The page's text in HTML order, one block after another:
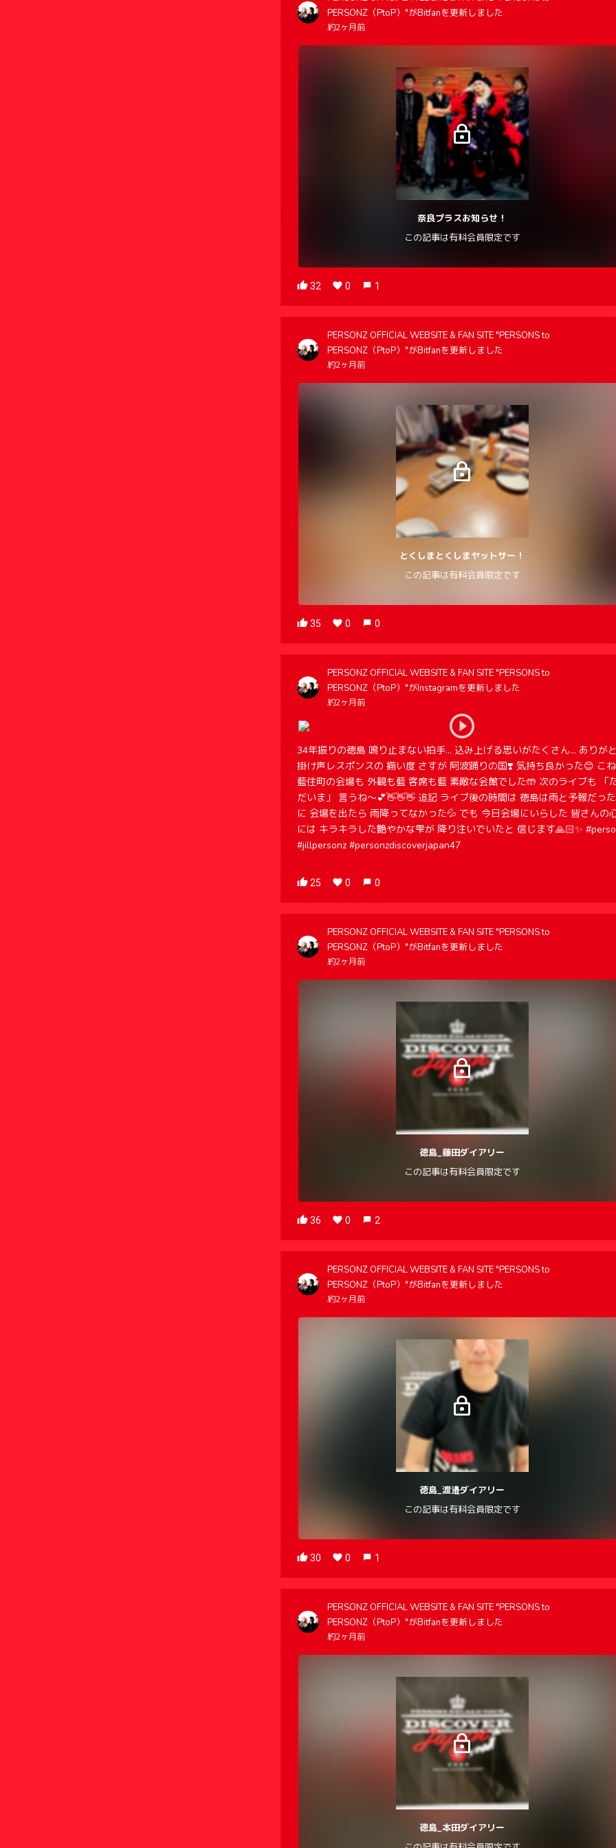
PERSONZ（PtoP）"がBitfanを更新しました
約2ヶ月前
奈良プラスお知らせ！
この記事は有料会員限定です
32 0 1
PERSONZ OFFICIAL WEBSITE & FAN SITE "PERSONS to
PERSONZ（PtoP）"がBitfanを更新しました
約2ヶ月前
とくしまとくしまヤットサー！
この記事は有料会員限定です
35 0 0
PERSONZ OFFICIAL WEBSITE & FAN SITE "PERSONS to
PERSONZ（PtoP）"がInstagramを更新しました
約2ヶ月前
34年振りの徳島 鳴り止まない拍手… 込み上げる思いがたくさん… ありが
掛け声レスポンスの 揃い度 さすが 阿波踊りの国❣️ 気持ち良かった😊 こね
藍住町の会場も 外観も藍 客席も藍 素敵な会館でした🤲 次のライブも 「
だいま」 言うね〜💕👋👋👋 追記 ライブ後の時間は 徳島は雨と予報だっ
に 会場を出たら 雨降ってなかった💦 でも 今日会場にいらした 皆さんの
には キラキラした艶やかな雫が 降り注いでいたと 信じます🙏🏻✨
#jillpersonz #personzdiscoverjapan47
25 0 0
PERSONZ OFFICIAL WEBSITE & FAN SITE "PERSONS to
PERSONZ（PtoP）"がBitfanを更新しました
約2ヶ月前
徳島_藤田ダイアリー
この記事は有料会員限定です
36 0 2
PERSONZ OFFICIAL WEBSITE & FAN SITE "PERSONS to
PERSONZ（PtoP）"がBitfanを更新しました
約2ヶ月前
徳島_渡邉ダイアリー
この記事は有料会員限定です
30 0 1
PERSONZ OFFICIAL WEBSITE & FAN SITE "PERSONS to
PERSONZ（PtoP）"がBitfanを更新しました
約2ヶ月前
徳島_本田ダイアリー